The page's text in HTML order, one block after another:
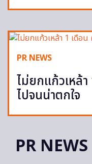
PR NEWS
ไม่ยกแก้วเหล้
ไปจนน่าตกใจ
PR NEWS